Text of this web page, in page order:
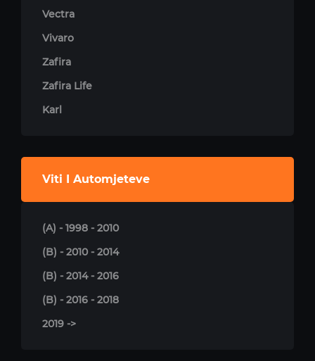
Vectra
Vivaro
Zafira
Zafira Life
Karl
Viti I Automjeteve
(A) - 1998 - 2010
(B) - 2010 - 2014
(B) - 2014 - 2016
(B) - 2016 - 2018
2019 ->